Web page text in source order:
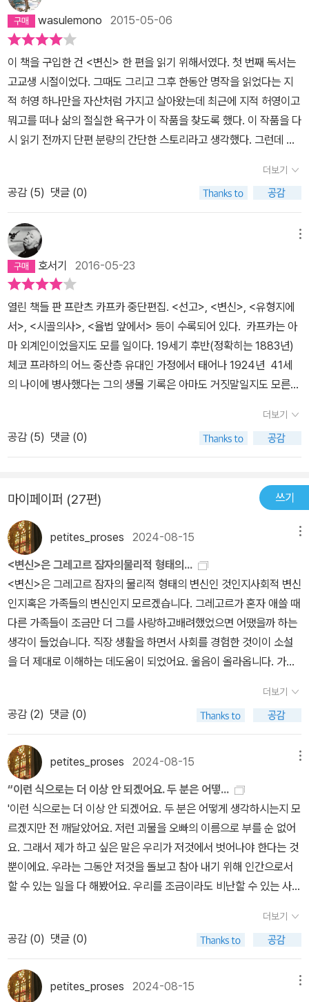
wasulemono 2015-05-06
이 책을 구입한 건 <변신> 한 편을 읽기 위해서였다. 첫 번째 독서는
고교생 시절이었다. 그때도 그리고 그후 한동안 명작을 읽었다는 지
적 허영 하나만을 자산처럼 가지고 살아왔는데 최근에 지적 허영이고
뭐고를 떠나 삶의 절실한 욕구가 이 작품을 찾도록 했다. 이 작품을 다
시 읽기 전까지 단편 분량의 간단한 스토리라고 생각했다. 그런데 생
그레고르뿐만 아니라 그의 가족이 처한 상황이 실감나게 다가왔다.
전혀 예기치 못한 상황에서 한 집안의 기둥 역할을 해온 아들이 무능
력자로 전락하면서 천덕꾸러기 신세가 되고 그를 잃은 가족은 생활에
어려움을 느끼며 그레고르를 어쩌지 못해한다.그레고르는 여동생 그
레테를 음악학교에 진학시키려고 계획하고 있었다. 벌레로 변한 오빠
에게 연민을 느끼며 잘 대하던 여동생은 어느 순간 오빠가 짐스러워
져서 오빠가 죽기를 바란다. 그 말을 들은 오빠가 죽자 가족은 홀가분
해진 마음으로 새생활을 설계한다.슬픔을 애써 부추기는 태도는 어디
에도 없지만 이 작품은 20세기의 가장 슬픈 작품 중 하나일 것이다.
변신이란 내게 무얼까. 가장 현실성 있는 변신은 아무래도 불의의 사
고나 병으로 경제력을 상실하고 한 가정의 짐이 되는 상황일 게다. <
변신>은 그런 상황에 대한 비유처럼 느껴졌다.올해는 1915년작 <변
더보기
공감 (5) 댓글 (0)
호서기 2016-05-23
열린 책들 판 프란츠 카프카 중단편집. <선고>, <변신>, <유형지에
서>, <시골의사>, <율법 앞에서> 등이 수록되어 있다. 카프카는 아
마 외계인이었을지도 모를 일이다. 19세기 후반(정확히는 1883년)
체코 프라하의 어느 중산층 유대인 가정에서 태어나 1924년 41세
의 나이에 병사했다는 그의 생몰 기록은 아마도 거짓말일지도 모른
들의 면면이 문학사를 아름답게 수놓은 여타 문호들과는 많이 다르기
때문이다. 만화같기도 하고 장난같기도 한 설정들, 그러나 그 안에 깃
든 비극성이 낯설게만 느껴진다. <변신>의 설정을 보자. 어느날 갑
양하느라 뼈빠지게 일만 해온 우리들의 자화상이다. 일벌레로 일하느
라 정작 가정으로부터 소외되고 있는지 알지 못하다가, 결국 진짜 '벌
레' 가 되고서야 적나라한 현실을 깨닫는다. 그레고르가 직면한 문제
에 대하여 너무도(?) 무덤덤한 반응을 보이는 가족들, 그들에게 그레
고르는 돈버는 기계, 그 이상도 그 이하도 아니었다. 충분한 권리가 있
음에도 정당한 보살핌도 받지 못한 그레고르의 죽음은 어쩌면 자살에
가깝다. <유형지에서>는 또 어떤가. 수사권과 재판권, 그리고 집행
권을 몽땅 가지고 있었던 독재자가 떠나고 새로운 리더를 맞이한 유
형지. 구시대의 책임자는 사라졌지만 여전히 옛날 방식이 최선이라고
하기 위해 그가 최종 선택한 방식은 외지인 앞에서 자신이 직접 기계
에 몸을 맏겨 사법제도의 과학성(?)과 효율성을 입증하는 것이었지
만 낡은 기계의 오작동으로 목숨을 잃게 된다. <율법 앞에서>는 [소
송]에서 이미 경험한 내용이다. 소시민이 법에 다가가기 위해 벌이는
지난한 과정이, 국가와 제도라는 거대한 폭력 앞에서 좌절된다는 결
론을 아주 함축적으로 보여주고 있다. 그 밖에도 시공간의 비약이 인
상적인 <시골 의사>, 아버지와 아들의 수직적 관계에 대한 불가항력
이 느껴지는 <선고> 등등, 어느 것하나 쉬 간과할 수 없는 작품들이
포함되어 있다. 카프카는 죽음에 이르기 전, 아직 공개되지 않은 원고
를 모두 폐기하라고 했다고 하는데, 인류에게 하마터면 큰 손실이 될
뻔 했다. 그가 외계인이건 아니건 간에 카프카가 던진 '생각 거리'는
더보기
공감 (5) 댓글 (0)
마이페이퍼 (27편) 쓰기
petites_proses 2024-08-15
<변신>은 그레고르 잠자의물리적 형태의...
<변신>은 그레고르 잠자의 물리적 형태의 변신인 것인지사회적 변신
인지혹은 가족들의 변신인지 모르겠습니다. 그레고르가 혼자 애쓸 때
다른 가족들이 조금만 더 그를 사랑하고배려했었으면 어땠을까 하는
생각이 들었습니다. 직장 생활을 하면서 사회를 경험한 것이이 소설
을 더 제대로 이해하는 데도움이 되었어요. 울음이 올라옵니다. 가족
롭습니다. 카프카는 대단히 어려운 선택을 했다고 생각합니다. 이런
변화를 세상에 꺼내놓았다는 것 만으로요. 아마 지금도 많은 사람들
이 가족들의 역량을 제대로 모른채 살고 있을 지도 모릅니다. (2024.
8.17)
더보기
공감 (2) 댓글 (0)
petites_proses 2024-08-15
“이런 식으로는 더 이상 안 되겠어요. 두 분은 어떻...
'이런 식으로는 더 이상 안 되겠어요. 두 분은 어떻게 생각하시는지 모
르겠지만 전 깨달았어요. 저런 괴물을 오빠의 이름으로 부를 순 없어
요. 그래서 제가 하고 싶은 말은 우리가 저것에서 벗어나야 한다는 것
뿐이에요. 우라는 그동안 저것을 돌보고 참아 내기 위해 인간으로서
할 수 있는 일을 다 해봤어요. 우리를 조금이라도 비난할 수 있는 사람
더보기
공감 (0) 댓글 (0)
petites_proses 2024-08-15